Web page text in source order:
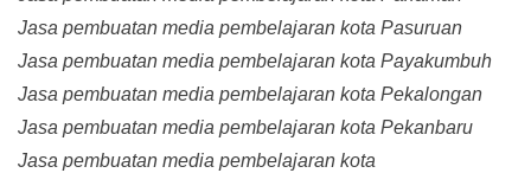
Jasa pembuatan media pembelajaran kota Pasuruan
Jasa pembuatan media pembelajaran kota Payakumbuh
Jasa pembuatan media pembelajaran kota Pekalongan
Jasa pembuatan media pembelajaran kota Pekanbaru
Jasa pembuatan media pembelajaran kota